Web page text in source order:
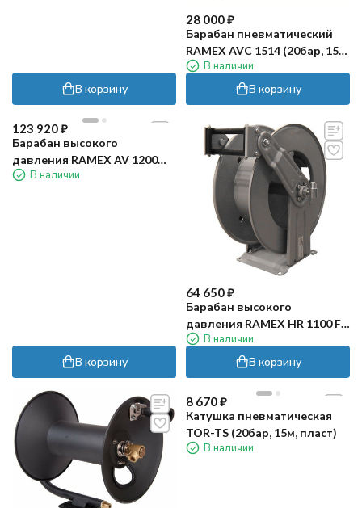
В корзину
28 000₽
Барабан пневматический
RAMEX AVC 1514 (20бар, 15м,
пласт)В наличии
В корзину
123 920₽
Барабан высокого
давления RAMEX AV 1200
(100бар, 13м, нерж)
В наличии
В корзину
64 650₽
Барабан высокого
давления RAMEX HR 1100 FE
(200бар, 20м, окраш)
В наличии
В корзину
8 670₽
Катушка пневматическая
TOR-TS (20бар, 15м, пласт)
В наличии